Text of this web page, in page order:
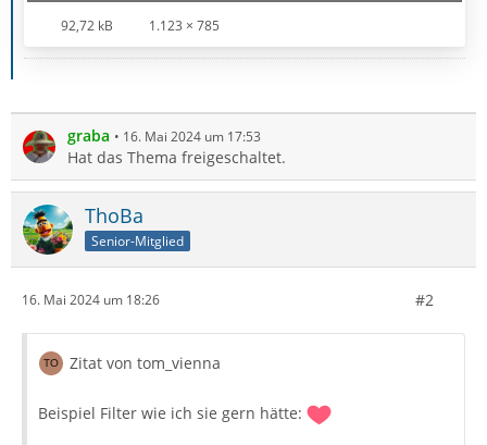
92,72 kB 1.123 × 785
graba 16. Mai 2024 um 17:53
Hat das Thema freigeschaltet.
ThoBa
Senior-Mitglied
16. Mai 2024 um 18:26 #2
Zitat von tom_vienna
Beispiel Filter wie ich sie gern hätte: